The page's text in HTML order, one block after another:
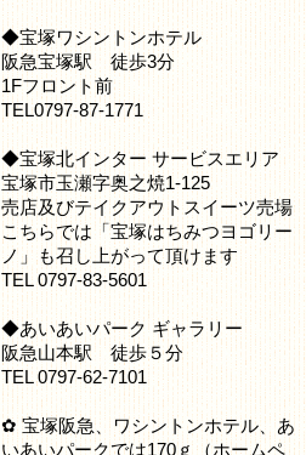
◆宝塚ワシントンホテル
阪急宝塚駅 徒歩3分
1Fフロント前
TEL0797-87-1771
◆宝塚北インター サービスエリア
宝塚市玉瀬字奥之焼1-125
売店及びテイクアウトスイーツ売場
こちらでは「宝塚はちみつヨゴリー
ノ」も召し上がって頂けます
TEL 0797-83-5601
◆あいあいパーク ギャラリー
阪急山本駅 徒歩５分
TEL 0797-62-7101
✿ 宝塚阪急、ワシントンホテル、あ
いあいパークでは170ｇ（ホームペ